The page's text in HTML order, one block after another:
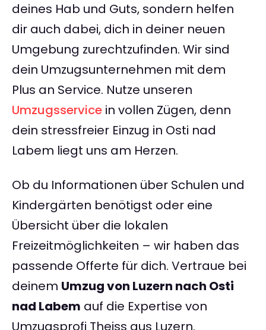
deines Hab und Guts, sondern helfen
dir auch dabei, dich in deiner neuen
Umgebung zurechtzufinden. Wir sind
dein Umzugsunternehmen mit dem
Plus an Service. Nutze unseren
Umzugsservice in vollen Zügen, denn
dein stressfreier Einzug in Osti nad
Labem liegt uns am Herzen.
Ob du Informationen über Schulen und
Kindergärten benötigst oder eine
Übersicht über die lokalen
Freizeitmöglichkeiten – wir haben das
passende Offerte für dich. Vertraue bei
deinem Umzug von Luzern nach Osti
nad Labem auf die Expertise von